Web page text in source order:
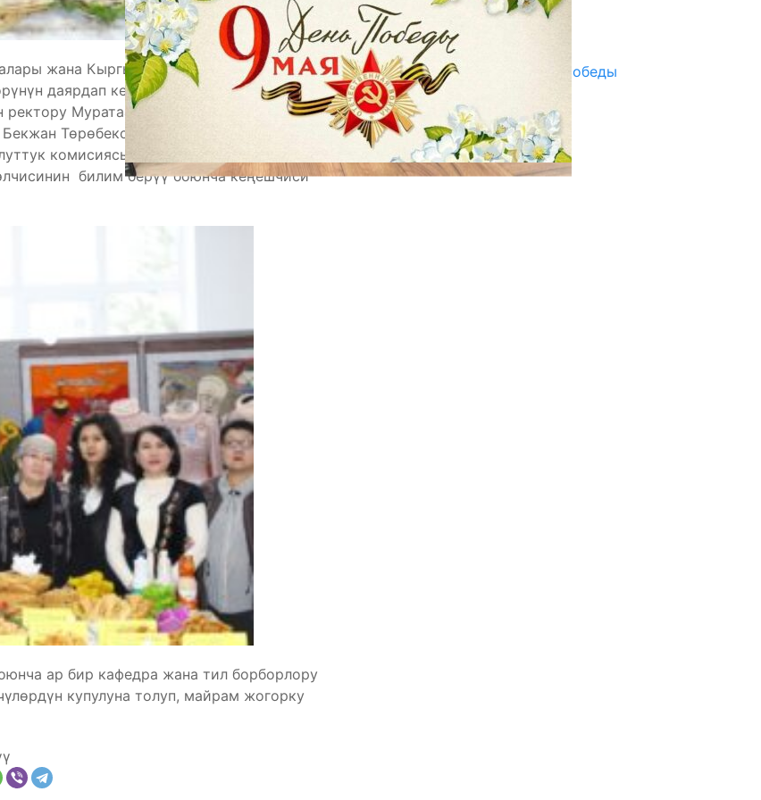
жана Кыргыз-Корей маалыматты
даярдап келген иш-чараларын элге
ректору Муратаалы Джаманбаев жана
Төрөбеков менен бирге КР
комисиясынын маалымат катчысы
билим берүү боюнча кеңешчиси
ар бир кафедра жана тил борборлору
купулуна толуп, майрам жогорку
Улуу Жеңиштин жандуу сөзү
29.04.2025
Награды в преддверии Дня Победы
29.04.2025